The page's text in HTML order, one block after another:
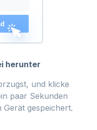
herunter
und klicke
paar Sekunden
Gerät gespeichert.